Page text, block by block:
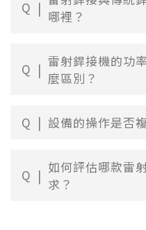
Q
哪裡？
Q
雷射銲接機的功
麼區別？
Q 設備的操作是否
Q
如何評估哪款雷
求？